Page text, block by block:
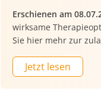
Erschienen am
wirksame
Sie hier mehr zur
Jetzt lesen